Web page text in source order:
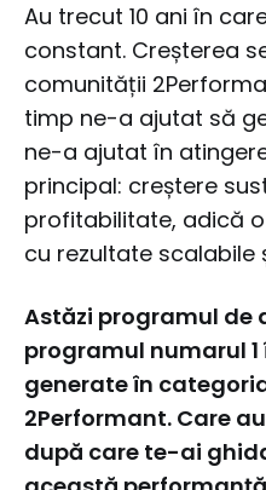
Au trecut 10 ani în
constant. Creșterea
comunității
timp ne-a ajutat să
ne-a ajutat în
principal: creștere
profitabilitate, adică
cu rezultate scalabile
Astăzi programul de
programul numarul
generate în
2Performant. Care
după care te-ai